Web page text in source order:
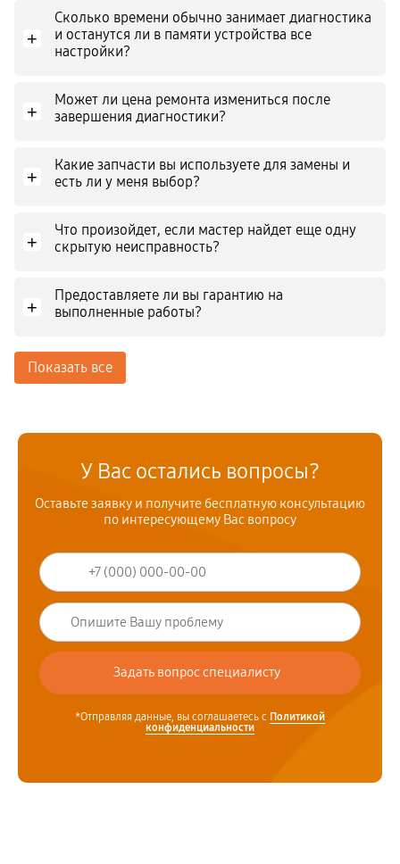
+
Сколько времени обычно занимает диагностика
и останутся ли в памяти устройства все
настройки?
+
Может ли цена ремонта измениться после
завершения диагностики?
+
Какие запчасти вы используете для замены и
есть ли у меня выбор?
+
Что произойдет, если мастер найдет еще одну
скрытую неисправность?
+
Предоставляете ли вы гарантию на
выполненные работы?
Показать все
У Вас остались вопросы?
Оставьте заявку и получите бесплатную консультацию
по интересующему Вас вопросу
*Отправляя данные, вы соглашаетесь с Политикой
конфиденциальности